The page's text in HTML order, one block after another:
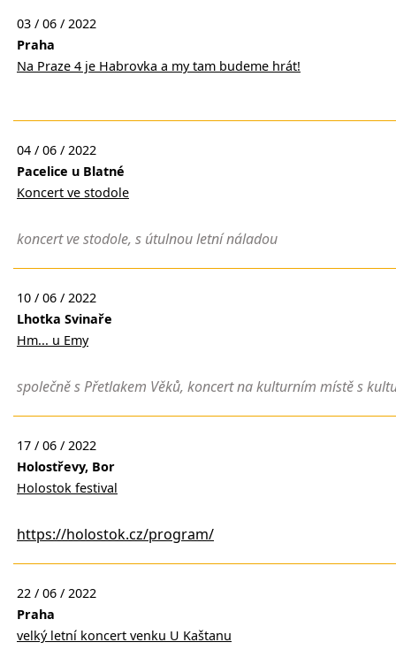
03 / 06 / 2022
Praha
Na Praze 4 je Habrovka a my tam budeme hrát!
04 / 06 / 2022
Pacelice u Blatné
Koncert ve stodole
koncert ve stodole, s útulnou letní náladou
10 / 06 / 2022
Lhotka Svinaře
Hm... u Emy
společně s Přetlakem Věků, koncert na kulturním místě s
17 / 06 / 2022
Holostřevy, Bor
Holostok festival
https://holostok.cz/program/
22 / 06 / 2022
Praha
velký letní koncert venku U Kaštanu